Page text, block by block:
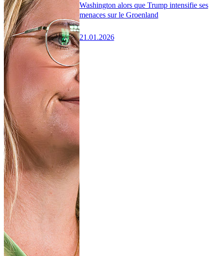
Washington alors que Trump intensifie ses
menaces sur le Groenland
21.01.2026